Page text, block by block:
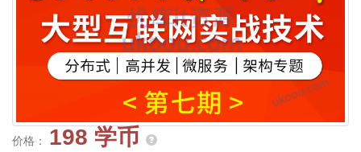
价格： 198 学币